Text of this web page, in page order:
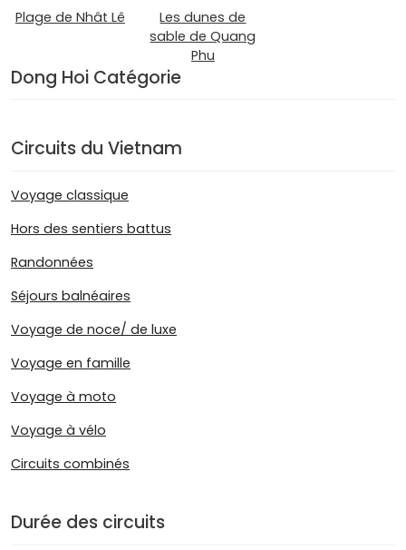
Plage de Nhât Lê
Les dunes de
sable de Quang
Phu
Dong Hoi Catégorie
Circuits du Vietnam
Voyage classique
Hors des sentiers battus
Randonnées
Séjours balnéaires
Voyage de noce/ de luxe
Voyage en famille
Voyage à moto
Voyage à vélo
Circuits combinés
Durée des circuits